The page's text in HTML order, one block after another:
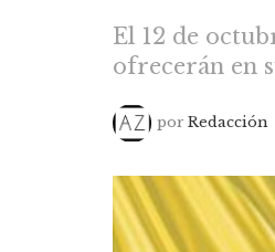
El 12 de
ofrecerán en
por Redacción